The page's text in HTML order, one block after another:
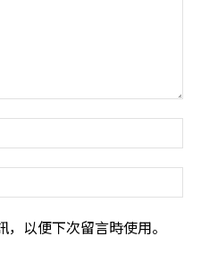
以便下次留言時使用。